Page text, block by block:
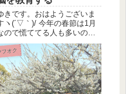
きです。おはようございま
ヽ(´▽｀)/ 今年の春節は1月
ので慌ててる人も多いので
ないでしょうか？ 今年の春
⇒ １月２７日（金）
２月 ２日（木） 去年は
か、休みの期間は2月7日~13
までの7日間。なので、ここ
で慌てること...
フオク